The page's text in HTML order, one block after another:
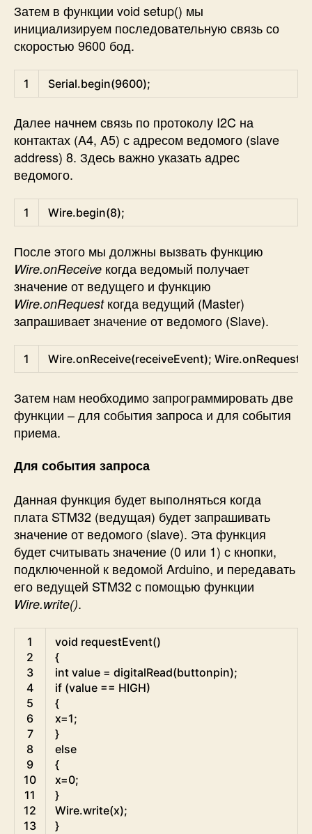
Затем в функции void setup() мы
инициализируем последовательную связь со
скоростью 9600 бод.
1 Serial.begin(9600);
Далее начнем связь по протоколу I2C на
контактах (A4, A5) с адресом ведомого (slave
address) 8. Здесь важно указать адрес
ведомого.
1 Wire.begin(8);
После этого мы должны вызвать функцию
Wire.onReceive когда ведомый получает
значение от ведущего и функцию
Wire.onRequestкогда ведущий (Master)
запрашивает значение от ведомого (Slave).
Arduino
1 Wire.onReceive(receiveEvent); Wire.onRequest
Затем нам необходимо запрограммировать две
функции – для события запроса и для события
приема.
Для события запроса
Данная функция будет выполняться когда
плата STM32 (ведущая) будет запрашивать
значение от ведомого (slave). Эта функция
будет считывать значение (0 или 1) с кнопки,
подключенной к ведомой Arduino, и передавать
его ведущей STM32 с помощью функции
Wire.write().
1
2
3
4
5
6
7
8
9
10
11
12
13
void requestEvent()
{
int value = digitalRead(buttonpin);
if (value == HIGH)
{
x=1;
}
else
{
x=0;
}
Wire.write(x);
}